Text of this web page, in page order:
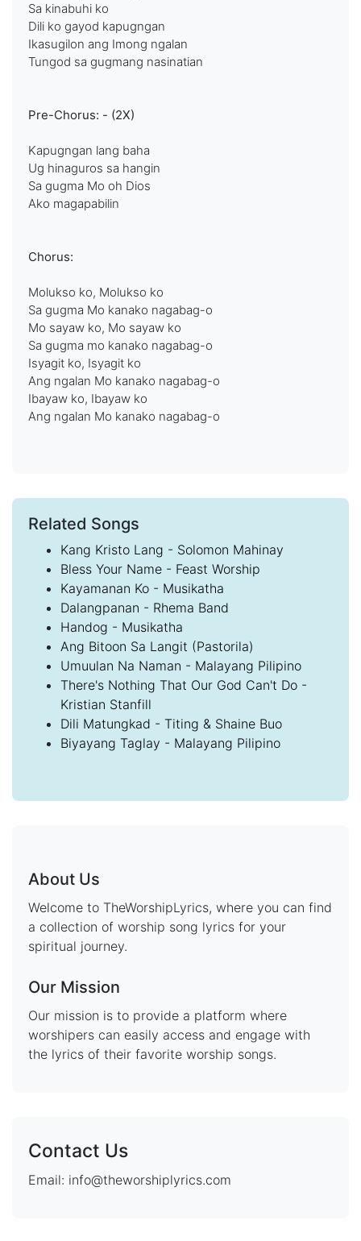
Sa kinabuhi ko
Dili ko gayod kapugngan
Ikasugilon ang Imong ngalan
Tungod sa gugmang nasinatian
Pre-Chorus: - (2X)
Kapugngan lang baha
Ug hinaguros sa hangin
Sa gugma Mo oh Dios
Ako magapabilin
Chorus:
Molukso ko, Molukso ko
Sa gugma Mo kanako nagabag-o
Mo sayaw ko, Mo sayaw ko
Sa gugma mo kanako nagabag-o
Isyagit ko, Isyagit ko
Ang ngalan Mo kanako nagabag-o
Ibayaw ko, Ibayaw ko
Ang ngalan Mo kanako nagabag-o
Related Songs
Kang Kristo Lang - Solomon Mahinay
Bless Your Name - Feast Worship
Kayamanan Ko - Musikatha
Dalangpanan - Rhema Band
Handog - Musikatha
Ang Bitoon Sa Langit (Pastorila)
Umuulan Na Naman - Malayang Pilipino
There's Nothing That Our God Can't Do -
Kristian Stanfill
Dili Matungkad - Titing & Shaine Buo
Biyayang Taglay - Malayang Pilipino
About Us
Welcome to TheWorshipLyrics, where you can find
a collection of worship song lyrics for your
spiritual journey.
Our Mission
Our mission is to provide a platform where
worshipers can easily access and engage with
the lyrics of their favorite worship songs.
Contact Us
Email: info@theworshiplyrics.com